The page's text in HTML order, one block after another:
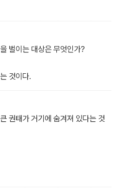
벌이는 대상은 무엇인가?
것이다.
권태가 거기에 숨겨져 있다는 것
시킬 필요가 있었다.